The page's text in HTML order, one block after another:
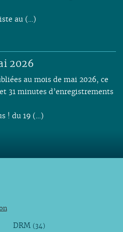
au (…)
2026
au mois de mai 2026, ce
31 minutes d’enregistrements
! du 19 (…)
DRM (34)